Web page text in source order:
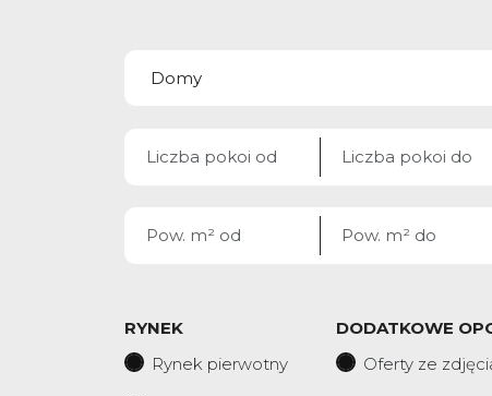
RYNEK
Rynek pierwotny
DODATKOWE
Oferty ze